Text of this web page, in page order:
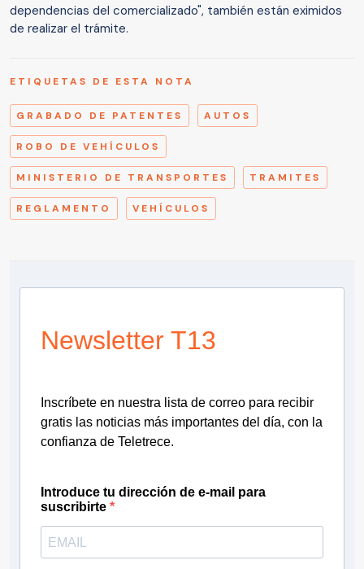
dependencias del comercializado", también están eximidos
de realizar el trámite.
ETIQUETAS DE ESTA NOTA
GRABADO DE PATENTES AUTOS
ROBO DE VEHÍCULOS
MINISTERIO DE TRANSPORTES TRAMITES
REGLAMENTO VEHÍCULOS
Newsletter T13
Inscríbete en nuestra lista de correo para recibir
gratis las noticias más importantes del día, con la
confianza de Teletrece.
Introduce tu dirección de e-mail para
suscribirte